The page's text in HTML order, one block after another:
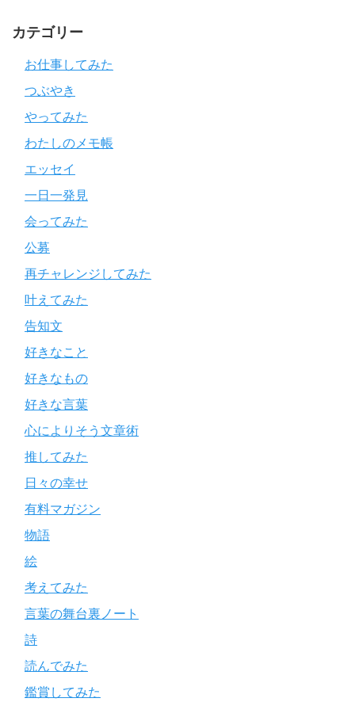
カテゴリー
お仕事してみた
つぶやき
やってみた
わたしのメモ帳
エッセイ
一日一発見
会ってみた
公募
再チャレンジしてみた
叶えてみた
告知文
好きなこと
好きなもの
好きな言葉
心によりそう文章術
推してみた
日々の幸せ
有料マガジン
物語
絵
考えてみた
言葉の舞台裏ノート
詩
読んでみた
鑑賞してみた